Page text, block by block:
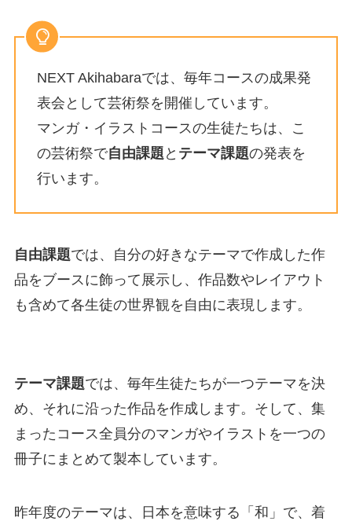
NEXT Akihabaraでは、毎年コースの成果発
表会として芸術祭を開催しています。
マンガ・イラストコースの生徒たちは、こ
の芸術祭で自由課題 と テーマ課題の発表を
行います。
自由課題では、自分の好きなテーマで作成した作
品をブースに飾って展示し、作品数やレイアウト
も含めて各生徒の世界観を自由に表現します。
テーマ課題では、毎年生徒たちが一つテーマを決
め、それに沿った作品を作成します。そして、集
まったコース全員分のマンガやイラストを一つの
冊子にまとめて製本しています。
昨年度のテーマは、日本を意味する「和」で、着